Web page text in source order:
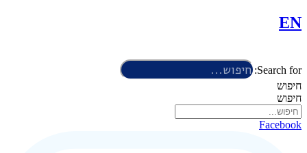
EN
Search for:
חיפוש
חיפוש
Facebook